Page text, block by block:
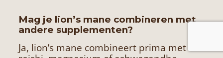
Mag je lion’s mane combineren met
andere supplementen?
Ja, lion’s mane combineert prima met